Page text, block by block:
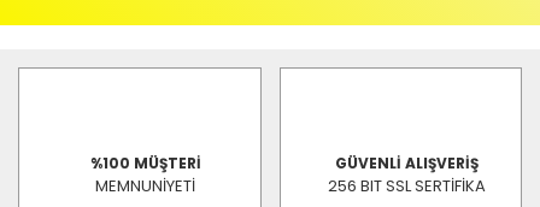
%100 MÜŞTERİ
MEMNUNİYETİ
GÜVENLİ ALIŞVERİŞ
256 BIT SSL SERTİFİKA